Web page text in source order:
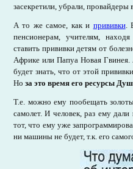
засекретили, убрали,
А то же самое, как и прививки.
пенсионерам, учителям,
ставить прививки детям от
Африке или Папуа Новая Гвинея.
будет знать, что от этой
Но за это время его ресурсы
Т.е. можно ему пообещать
самолет. И человек, раз ему
тот, что ему уже
ни машины не будет, т.к. его